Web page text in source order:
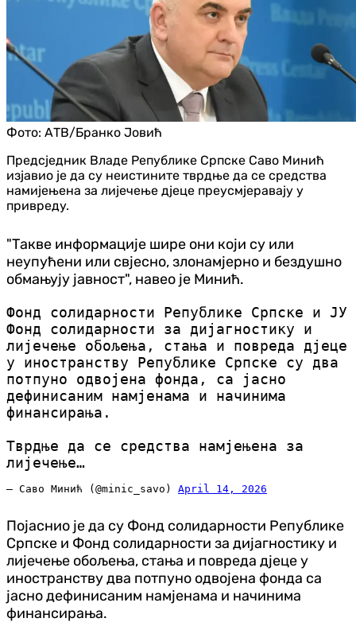
Фото: АТВ/Бранко Јовић
Предсједник Владе Републике Српске Саво Минић
изјавио је да су неистините тврдње да се средства
намијењена за лијечење дјеце преусмјеравају у
привреду.
"Такве информације шире они који су или
неупућени или свјесно, злонамјерно и бездушно
обмањују јавност", навео је Минић.
Фонд солидарности Републике Српске и ЈУ
Фонд солидарности за дијагностику и
лијечење обољења, стања и повреда дјеце
у иностранству Републике Српске су два
потпуно одвојена фонда, са јасно
дефинисаним намјенама и начинима
финансирања.
Тврдње да се средства намјењена за
лијечење…
— Саво Минић (@minic_savo) April 14, 2026
Појаснио је да су Фонд солидарности Републике
Српске и Фонд солидарности за дијагностику и
лијечење обољења, стања и повреда дјеце у
иностранству два потпуно одвојена фонда са
јасно дефинисаним намјенама и начинима
финансирања.